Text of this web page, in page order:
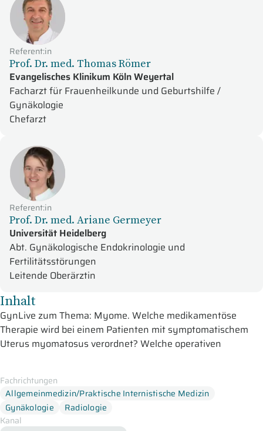
Referent:in
Prof. Dr. med. Thomas Römer
Evangelisches Klinikum Köln Weyertal
Facharzt für Frauenheilkunde und Geburtshilfe /
Gynäkologie
Chefarzt
Referent:in
Prof. Dr. med. Ariane Germeyer
Universität Heidelberg
Abt. Gynäkologische Endokrinologie und
Fertilitätsstörungen
Leitende Oberärztin
Inhalt
GynLive zum Thema: Myome. Welche medikamentöse
Therapie wird bei einem Patienten mit symptomatischem
Uterus myomatosus verordnet? Welche operativen
In dieser Online-Fortbildung der GynLive-Sendereihe für Sie
im Studio:
Prof. Dr. med. Thomas Kröncke aus Augsburg
Fachrichtungen
Allgemeinmedizin/Praktische Internistische Medizin
Gynäkologie
Radiologie
Kanal